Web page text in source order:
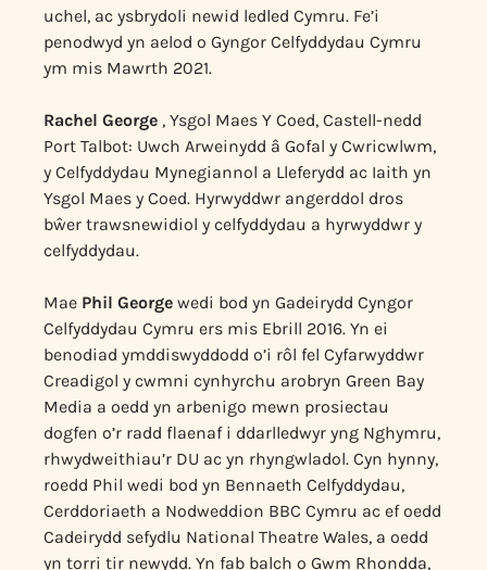
uchel, ac ysbrydoli newid ledled Cymru. Fe’i
penodwyd yn aelod o Gyngor Celfyddydau Cymru
ym mis Mawrth 2021.
Rachel George , Ysgol Maes Y Coed, Castell-nedd
Port Talbot: Uwch Arweinydd â Gofal y Cwricwlwm,
y Celfyddydau Mynegiannol a Lleferydd ac Iaith yn
Ysgol Maes y Coed. Hyrwyddwr angerddol dros
bŵer trawsnewidiol y celfyddydau a hyrwyddwr y
celfyddydau.
Mae Phil George wedi bod yn Gadeirydd Cyngor
Celfyddydau Cymru ers mis Ebrill 2016. Yn ei
benodiad ymddiswyddodd o’i rôl fel Cyfarwyddwr
Creadigol y cwmni cynhyrchu arobryn Green Bay
Media a oedd yn arbenigo mewn prosiectau
dogfen o’r radd flaenaf i ddarlledwyr yng Nghymru,
rhwydweithiau’r DU ac yn rhyngwladol. Cyn hynny,
roedd Phil wedi bod yn Bennaeth Celfyddydau,
Cerddoriaeth a Nodweddion BBC Cymru ac ef oedd
Cadeirydd sefydlu National Theatre Wales, a oedd
yn torri tir newydd. Yn fab balch o Gwm Rhondda,